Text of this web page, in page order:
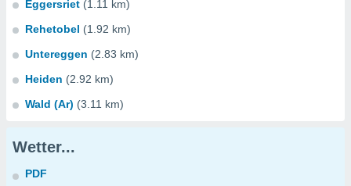
Eggersriet (1.11 km)
Rehetobel (1.92 km)
Untereggen (2.83 km)
Heiden (2.92 km)
Wald (Ar) (3.11 km)
Wetter...
PDF